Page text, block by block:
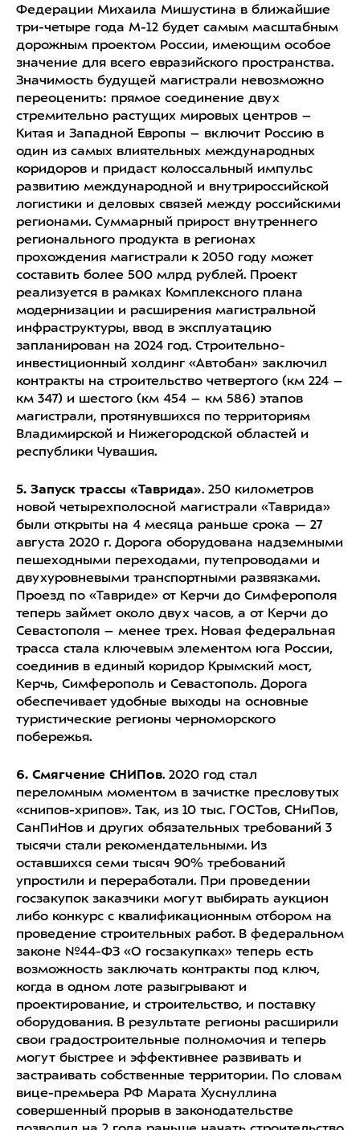
Федерации Михаила Мишустина в ближайшие
три-четыре года М-12 будет самым масштабным
дорожным проектом России, имеющим особое
значение для всего евразийского пространства.
Значимость будущей магистрали невозможно
переоценить: прямое соединение двух
стремительно растущих мировых центров –
Китая и Западной Европы – включит Россию в
один из самых влиятельных международных
коридоров и придаст колоссальный импульс
развитию международной и внутрироссийской
логистики и деловых связей между российскими
регионами. Суммарный прирост внутреннего
регионального продукта в регионах
прохождения магистрали к 2050 году может
составить более 500 млрд рублей. Проект
реализуется в рамках Комплексного плана
модернизации и расширения магистральной
инфраструктуры, ввод в эксплуатацию
запланирован на 2024 год. Строительно-
инвестиционный холдинг «Автобан» заключил
контракты на строительство четвертого (км 224 –
км 347) и шестого (км 454 – км 586) этапов
магистрали, протянувшихся по территориям
Владимирской и Нижегородской областей и
республики Чувашия.
5. Запуск трассы «Таврида». 250 километров
новой четырехполосной магистрали «Таврида»
были открыты на 4 месяца раньше срока — 27
августа 2020 г. Дорога оборудована надземными
пешеходными переходами, путепроводами и
двухуровневыми транспортными развязками.
Проезд по «Тавриде» от Керчи до Симферополя
теперь займет около двух часов, а от Керчи до
Севастополя – менее трех. Новая федеральная
трасса стала ключевым элементом юга России,
соединив в единый коридор Крымский мост,
Керчь, Симферополь и Севастополь. Дорога
обеспечивает удобные выходы на основные
туристические регионы черноморского
побережья.
6. Смягчение СНИПов. 2020 год стал
переломным моментом в зачистке пресловутых
«снипов-хрипов». Так, из 10 тыс. ГОСТов, СНиПов,
СанПиНов и других обязательных требований 3
тысячи стали рекомендательными. Из
оставшихся семи тысяч 90% требований
упростили и переработали. При проведении
госзакупок заказчики могут выбирать аукцион
либо конкурс с квалификационным отбором на
проведение строительных работ. В федеральном
законе №44-ФЗ «О госзакупках» теперь есть
возможность заключать контракты под ключ,
когда в одном лоте разыгрывают и
проектирование, и строительство, и поставку
оборудования. В результате регионы расширили
свои градостроительные полномочия и теперь
могут быстрее и эффективнее развивать и
застраивать собственные территории. По словам
вице-премьера РФ Марата Хуснуллина
совершенный прорыв в законодательстве